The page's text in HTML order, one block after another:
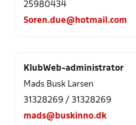
25980434
Soren.due@hotmail.com
KlubWeb-administrator
Mads Busk Larsen
31328269 / 31328269
mads@buskinno.dk